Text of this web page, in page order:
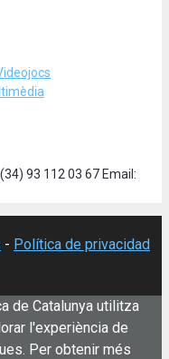
93 112 03 67 Email:
- Política de privacidad
de Catalunya utilitza
l'experiència de
Per obtenir més